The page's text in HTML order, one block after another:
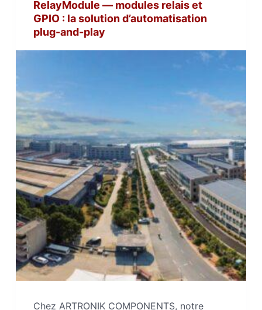
RelayModule — modules relais et
GPIO : la solution d’automatisation
plug-and-play
Chez ARTRONIK COMPONENTS, notre